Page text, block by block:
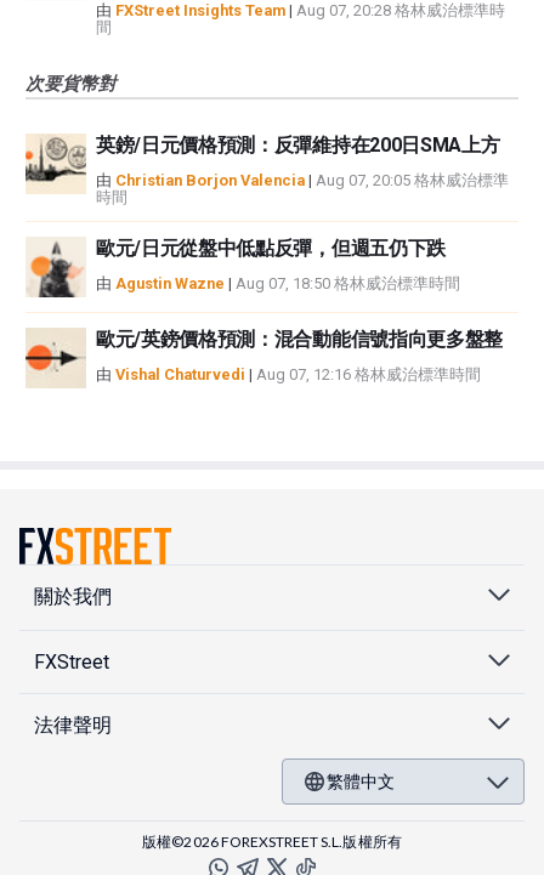
由 FXStreet Insights Team | Aug 07, 20:28 格林威治標準時
間
次要貨幣對
英鎊/日元價格預測：反彈維持在200日SMA上方
由 Christian Borjon Valencia | Aug 07, 20:05 格林威治標準
時間
歐元/日元從盤中低點反彈，但週五仍下跌
由 Agustin Wazne | Aug 07, 18:50 格林威治標準時間
歐元/英鎊價格預測：混合動能信號指向更多盤整
由 Vishal Chaturvedi | Aug 07, 12:16 格林威治標準時間
關於我們
FXStreet
法律聲明
繁體中文
版權©2026 FOREXSTREET S.L.版權所有